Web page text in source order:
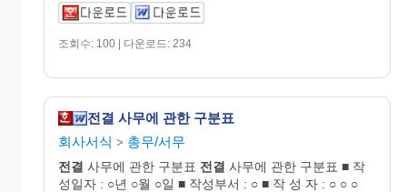
조회수: 100 | 다운로드: 234
전결 사무에 관한 구분표
회사서식 > 총무/서무
전결 사무에 관한 구분표 전결 사무에 관한 구분표 ■ 작
성일자 : ○년 ○월 ○일 ■ 작성부서 : ○ ■ 작 성 자 : ○ ○ ○